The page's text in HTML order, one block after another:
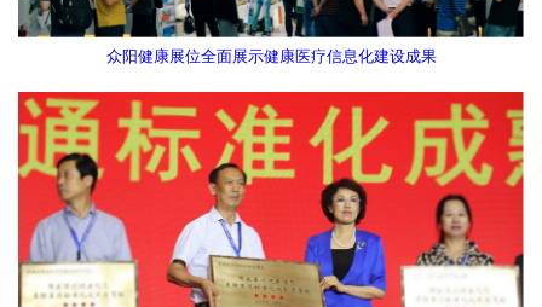
众阳健康展位全面展示健康医疗信息化建设成果